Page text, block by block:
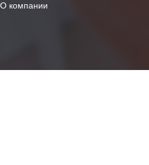
О компании